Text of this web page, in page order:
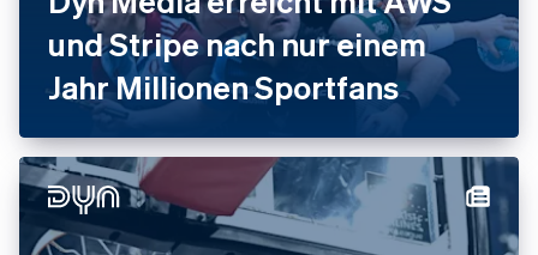
und Stripe nach nur einem
Jahr Millionen Sportfans